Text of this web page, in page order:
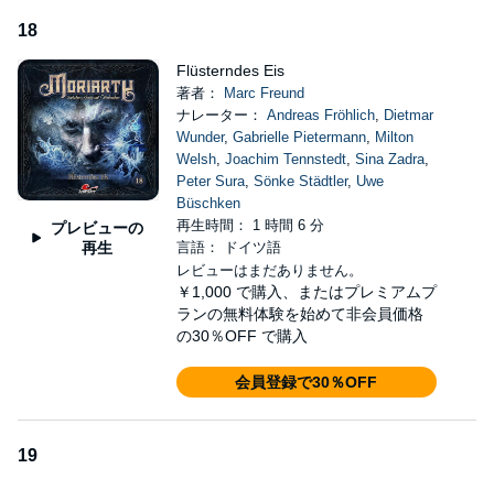
18
プレビューの
再生
Flüsterndes Eis
著者：
Marc Freund
ナレーター： Andreas Fröhlich, Dietmar
Wunder, Gabrielle Pietermann, Milton
Welsh, Joachim Tennstedt, Sina Zadra,
Peter Sura, Sönke Städtler, Uwe
Büschken
再生時間： 1 時間 6 分
言語： ドイツ語
レビューはまだありません。
￥1,000 で購入、またはプレミアムプ
ランの無料体験を始めて非会員価格
の30％OFF で購入
会員登録で30％OFF
19